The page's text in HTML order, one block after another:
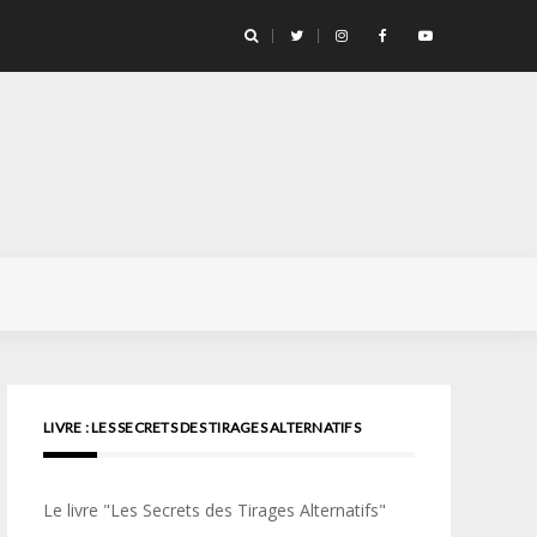
LIVRE : LES SECRETS DES TIRAGES ALTERNATIFS
Le livre "Les Secrets des Tirages Alternatifs"